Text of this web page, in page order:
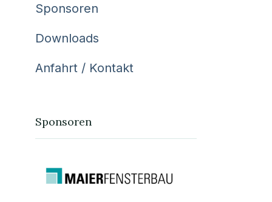
Sponsoren
Downloads
Anfahrt / Kontakt
Sponsoren